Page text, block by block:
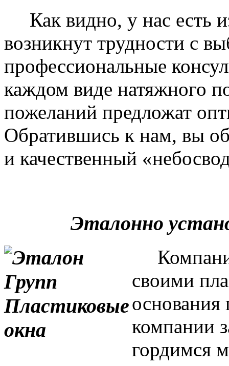
Как видно, у нас есть
возникнут трудности с
профессиональные
каждом виде натяжного
пожеланий предложат
Обратившись к нам, вы
и качественный
Эталонно
своими
основания
компании
гордимся